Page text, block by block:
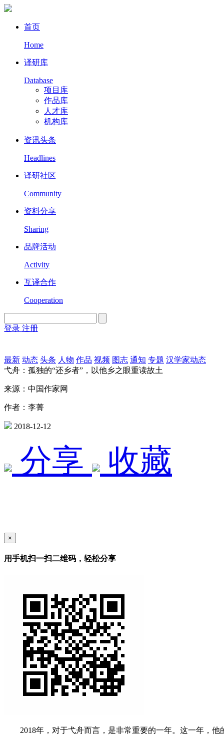
首页
Home
译研库
Database
项目库
作品库
人才库
机构库
资讯头条
Headlines
译研社区
Community
资料分享
Sharing
品牌活动
Activity
互译合作
Cooperation
登录 注册
最新 动态 头条 人物 作品 视频 图志 通知 专题 汉学家动态
弋舟：孤独的“还乡者”，以他乡之眼重读故土
来源：中国作家网
作者：李菁
2018-12-12
分享 收藏
×
用手机扫一扫二维码，轻松分享
2018年，对于弋舟而言，是非常重要的一年。这一年，他